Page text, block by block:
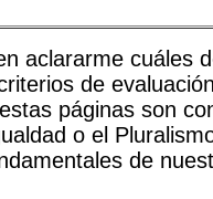
aclararme cuáles
de
páginas son
o el
de